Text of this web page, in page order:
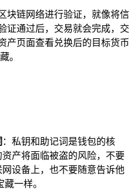
块链网络进行验证，就像将信
证通过后，交易就会完成，交
产页面查看兑换后的目标货币
。
：私钥和助记词是钱包的核
产将面临被盗的风险，不要
设备上，也不要随意告诉他
一样。